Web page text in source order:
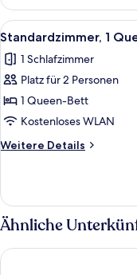
Suite,
1 King-
Bett
Alle
Fotos
für
Standardzimmer,
1
Queen-
Bett
anzeigen
4
Standardzimmer, 1
1 Schlafzimmer
Platz für 2 Personen
1 Queen-Bett
Kostenloses WLAN
Weitere Details
Weitere
1
Queen-
Bett
Ähnliche
Sandman Hotel